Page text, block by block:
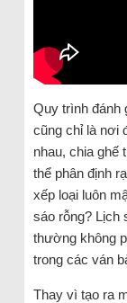
Quy trình đánh
cũng chỉ là nơi
nhau, chia ghế
thể phân định
xếp loại luôn
sáo rỗng? Lịch
thường không
trong các ván
Thay vì tạo ra